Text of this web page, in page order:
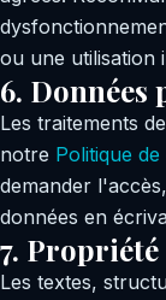
ou une utilisation
6. Données
Les traitements
notre Politique
demander
données en
7.
Les textes,